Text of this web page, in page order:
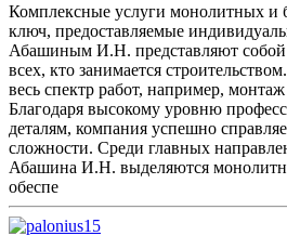
Комплексные услуги монолитных и
ключ, предоставляемые
Абашиным И.Н. представляют
всех, кто занимается
весь спектр работ, например,
Благодаря высокому уровню
деталям, компания успешно
сложности. Среди главных
Абашина И.Н. выделяются
обеспе